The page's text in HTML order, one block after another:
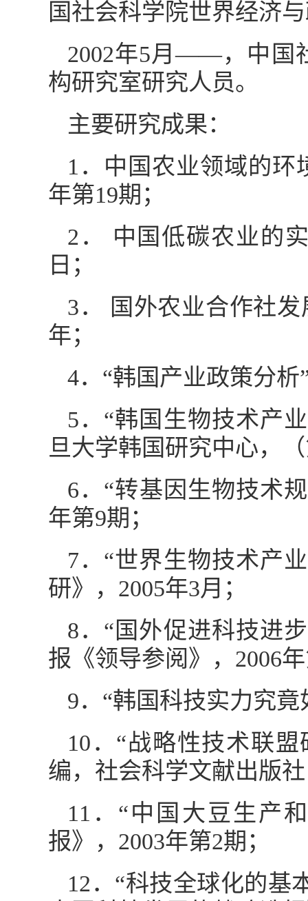
国社会科学院世界经济
2002年5月——，中国
构研究室研究人员。
主要研究成果：
1．中国农业领域的环
年第19期；
2． 中国低碳农业的
日；
3． 国外农业合作社
年；
4．“韩国产业政策分
5．“韩国生物技术产
旦大学韩国研究中心，
6．“转基因生物技术
年第9期；
7．“世界生物技术产
研》，2005年3月；
8．“国外促进科技进
报《领导参阅》，2006
9．“韩国科技实力究
10．“战略性技术联
编，社会科学文献出版
11．“中国大豆生产
报》，2003年第2期；
12．“科技全球化的基